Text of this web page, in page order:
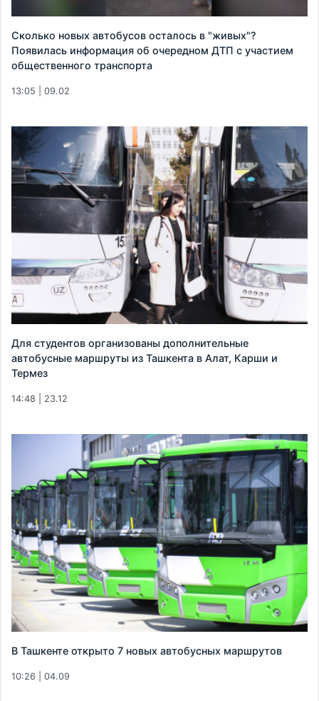
Сколько новых автобусов осталось в "живых"?
Появилась информация об очередном ДТП с участием
общественного транспорта
13:05 | 09.02
Для студентов организованы дополнительные
автобусные маршруты из Ташкента в Алат, Карши и
Термез
14:48 | 23.12
В Ташкенте открыто 7 новых автобусных маршрутов
10:26 | 04.09